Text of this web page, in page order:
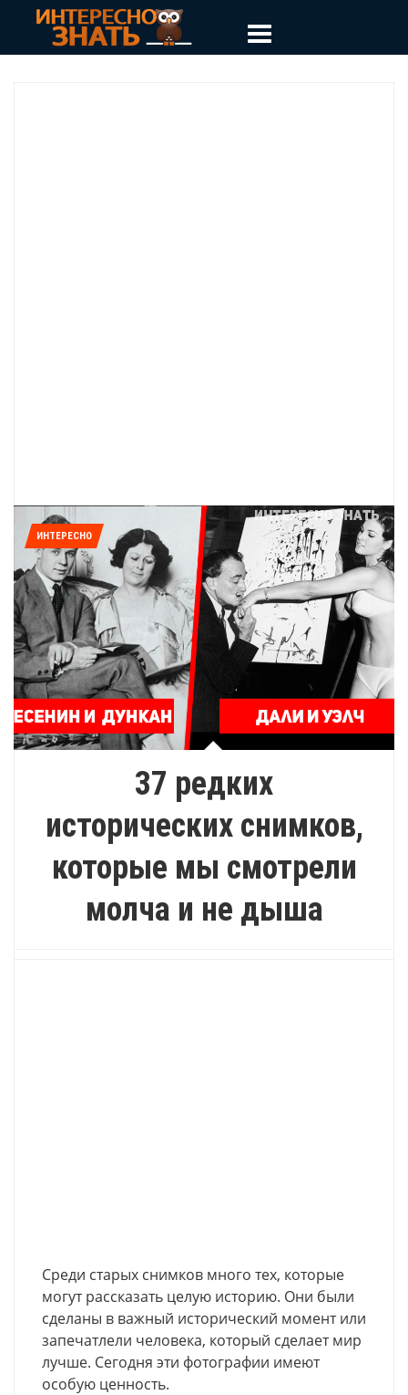
ИНТЕРЕСНО
37 редких
исторических снимков,
которые мы смотрели
молча и не дыша
Среди старых снимков много тех, которые
могут рассказать целую историю. Они были
сделаны в важный исторический момент или
запечатлели человека, который сделает мир
лучше. Сегодня эти фотографии имеют
особую ценность.